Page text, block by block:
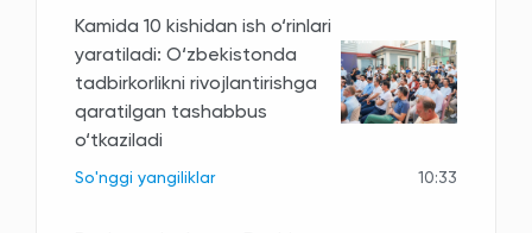
Kamida 10 kishidan ish o‘rinlari
yaratiladi: O‘zbekistonda
tadbirkorlikni rivojlantirishga
qaratilgan tashabbus
o‘tkaziladi
So'nggi yangiliklar 10:33